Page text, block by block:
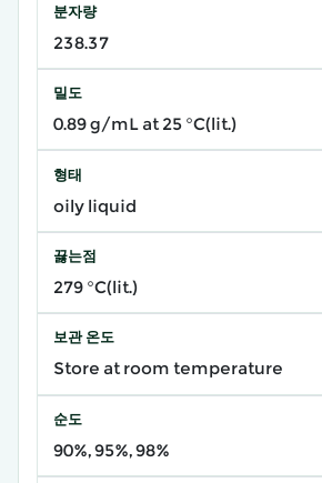
분자량
238.37
밀도
0.89 g/mL at 25 °C(lit.)
형태
oily liquid
끓는점
279 °C(lit.)
보관 온도
Store at room temperature
순도
90%, 95%, 98%